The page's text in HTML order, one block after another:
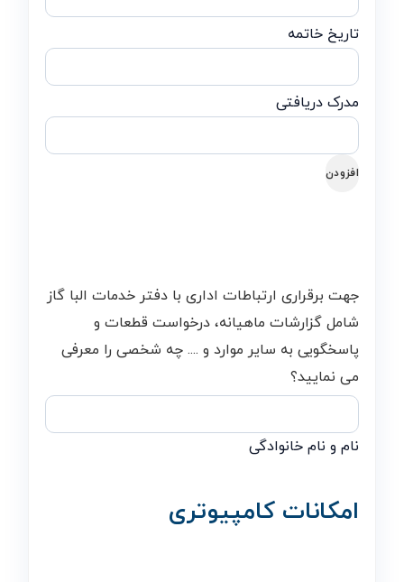
افزودن
جهت برقراری ارتباطات اداری با دفتر خدمات البا گاز
شامل گزارشات ماهیانه، درخواست قطعات و
پاسخگویی به سایر موارد و .... چه شخصی را معرفی
می نمایید؟
نام و نام خانوادگی
امکانات کامپیوتری